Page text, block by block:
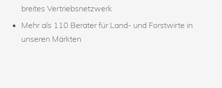
breites Vertriebsnetzwerk
Mehr als 110 Berater für Land- und Forstwirte in
unseren Märkten